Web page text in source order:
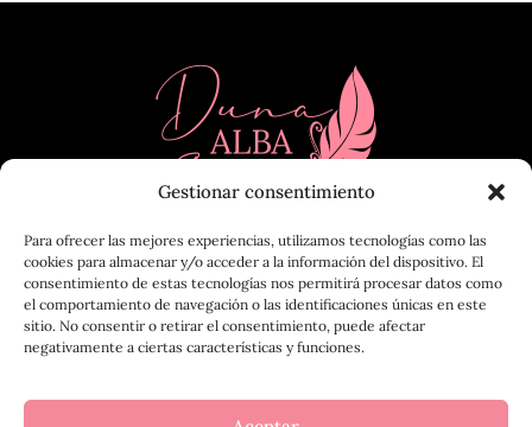
Gestionar consentimiento
Para ofrecer las mejores experiencias, utilizamos tecnologías como las
cookies para almacenar y/o acceder a la información del dispositivo. El
consentimiento de estas tecnologías nos permitirá procesar datos como
el comportamiento de navegación o las identificaciones únicas en este
sitio. No consentir o retirar el consentimiento, puede afectar
negativamente a ciertas características y funciones.